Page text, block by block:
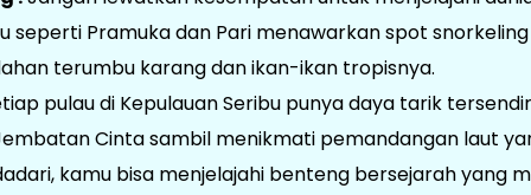
seperti Pramuka dan Pari menawarkan spot
terumbu karang dan ikan-ikan tropisnya.
pulau di Kepulauan Seribu punya daya tarik
Cinta sambil menikmati pemandangan laut
kamu bisa menjelajahi benteng bersejarah yang